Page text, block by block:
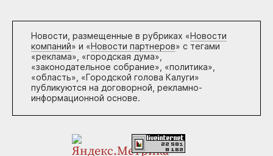
Новости, размещенные в рубриках «Новости
компаний» и «Новости партнеров» с тегами
«реклама», «городская дума»,
«законодательное собрание», «политика»,
«область», «Городской голова Калуги»
публикуются на договорной, рекламно-
информационной основе.